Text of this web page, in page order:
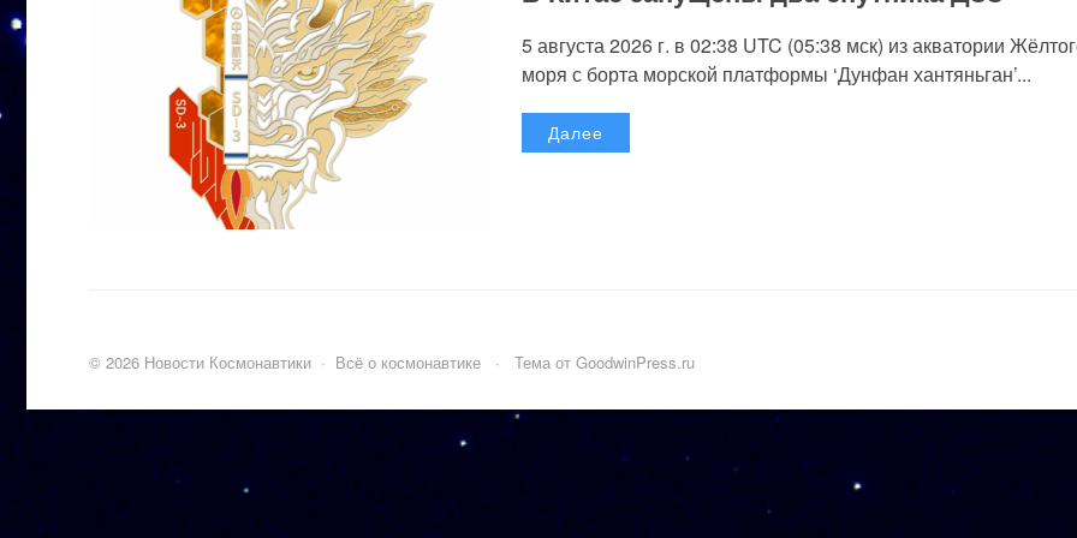
5 августа 2026 г. в 02:38 UTC (05:38 мск) из акватории
моря с борта морской платформы ‘Дунфан хантяньган’...
Далее
© 2026 Новости Космонавтики · Всё о космонавтике · Тема от GoodwinPress.ru